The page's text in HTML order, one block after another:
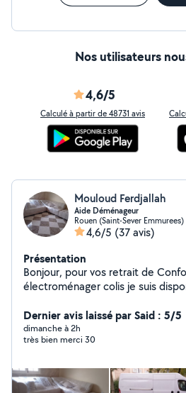
Nos utilisateurs
4,6/5
Calculé à partir de 48731 avis
Mouloud Ferdjallah
Aide Déménageur
Rouen (Saint-Sever Emmurees)
4,6/5 (37 avis)
Présentation
Bonjour, pour vos retrait de
électroménager colis je suis
Dernier avis laissé par Said : 5/5
dimanche à 2h
très bien merci 30